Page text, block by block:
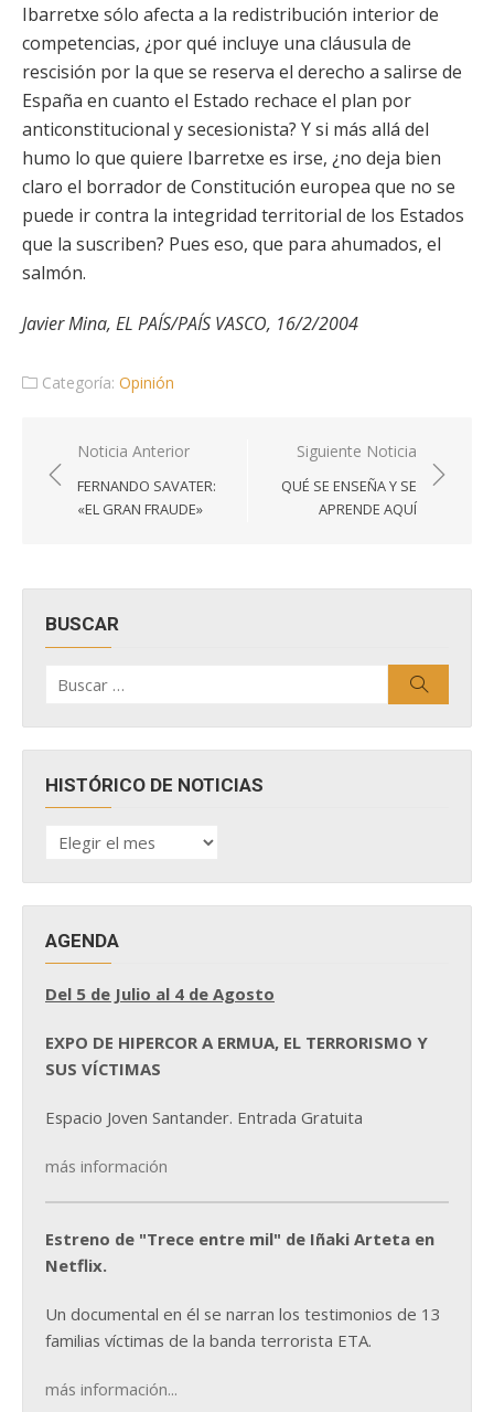
Ibarretxe sólo afecta a la redistribución interior de
competencias, ¿por qué incluye una cláusula de
rescisión por la que se reserva el derecho a salirse de
España en cuanto el Estado rechace el plan por
anticonstitucional y secesionista? Y si más allá del
humo lo que quiere Ibarretxe es irse, ¿no deja bien
claro el borrador de Constitución europea que no se
puede ir contra la integridad territorial de los Estados
que la suscriben? Pues eso, que para ahumados, el
salmón.
Javier Mina, EL PAÍS/PAÍS VASCO, 16/2/2004
Categoría: Opinión
Navegación
de
entradas
Noticia Anterior
FERNANDO SAVATER:
«EL GRAN FRAUDE»
Siguiente Noticia
QUÉ SE ENSEÑA Y SE
APRENDE AQUÍ
BUSCAR
por:
HISTÓRICO DE NOTICIAS
HISTÓRICO
DE
AGENDA
Del 5 de Julio al 4 de Agosto
EXPO DE HIPERCOR A ERMUA, EL TERRORISMO Y
SUS VÍCTIMAS
Espacio Joven Santander. Entrada Gratuita
más información
Estreno de "Trece entre mil" de Iñaki Arteta en
Netflix.
Un documental en él se narran los testimonios de 13
familias víctimas de la banda terrorista ETA.
más información...